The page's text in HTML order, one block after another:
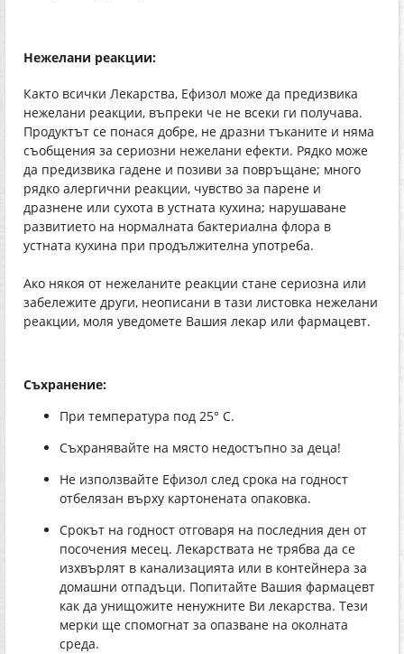
Нежелани реакции:
Както всички Лекарства, Ефизол може да предизвика
нежелани реакции, въпреки че не всеки ги получава.
Продуктът се понася добре, не дразни тъканите и няма
съобщения за сериозни нежелани ефекти. Рядко може
да предизвика гадене и позиви за повръщане; много
рядко алергични реакции, чувство за парене и
дразнене или сухота в устната кухина; нарушаване
развитието на нормалната бактериална флора в
устната кухина при продължителна употреба.
Ако някоя от нежеланите реакции стане сериозна или
забележите други, неописани в тази листовка нежелани
реакции, моля уведомете Вашия лекар или фармацевт.
Съхранение:
При температура под 25° С.
Съхранявайте на място недостъпно за деца!
Не използвайте Ефизол след срока на годност
отбелязан върху картонената опаковка.
Срокът на годност отговаря на последния ден от
посочения месец. Лекарствата не трябва да се
изхвърлят в канализацията или в контейнера за
домашни отпадъци. Попитайте Вашия фармацевт
как да унищожите ненужните Ви лекарства. Тези
мерки ще спомогнат за опазване на околната
среда.